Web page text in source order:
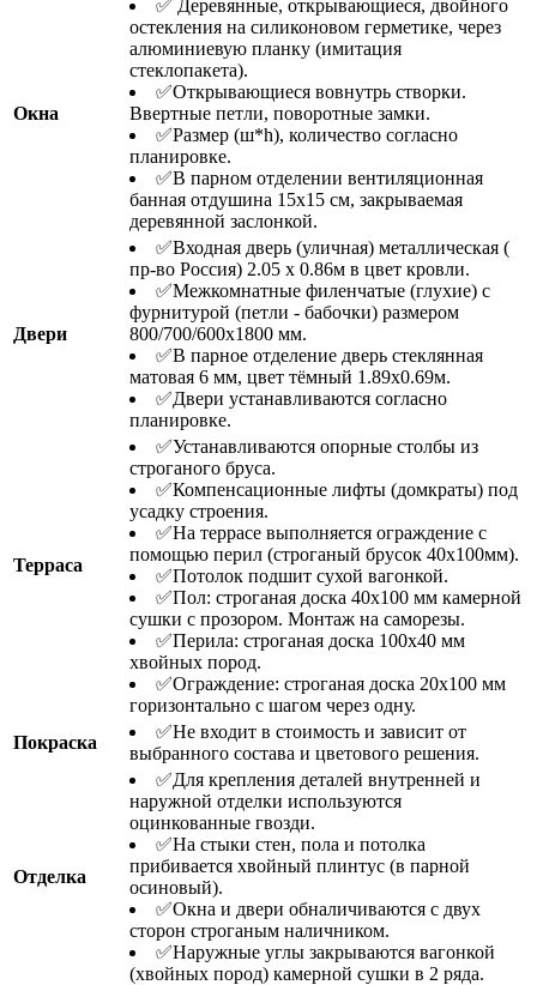
Окна
✅ Деревянные, открывающиеся, двойного
остекления на силиконовом герметике, через
алюминиевую планку (имитация
стеклопакета).
✅Открывающиеся вовнутрь створки.
Ввертные петли, поворотные замки.
✅Размер (ш*h), количество согласно
планировке.
✅В парном отделении вентиляционная
банная отдушина 15х15 см, закрываемая
деревянной заслонкой.
Двери
✅Входная дверь (уличная) металлическая (
пр-во Россия) 2.05 х 0.86м в цвет кровли.
✅Межкомнатные филенчатые (глухие) с
фурнитурой (петли - бабочки) размером
800/700/600х1800 мм.
✅В парное отделение дверь стеклянная
матовая 6 мм, цвет тёмный 1.89х0.69м.
✅Двери устанавливаются согласно
планировке.
Терраса
✅Устанавливаются опорные столбы из
строганого бруса.
✅Компенсационные лифты (домкраты) под
усадку строения.
✅На террасе выполняется ограждение с
помощью перил (строганый брусок 40х100мм).
✅Потолок подшит сухой вагонкой.
✅Пол: строганая доска 40х100 мм камерной
сушки с прозором. Монтаж на саморезы.
✅Перила: строганая доска 100х40 мм
хвойных пород.
✅Ограждение: строганая доска 20х100 мм
горизонтально с шагом через одну.
Покраска
✅Не входит в стоимость и зависит от
выбранного состава и цветового решения.
Отделка
✅Для крепления деталей внутренней и
наружной отделки используются
оцинкованные гвозди.
✅На стыки стен, пола и потолка
прибивается хвойный плинтус (в парной
осиновый).
✅Окна и двери обналичиваются с двух
сторон строганым наличником.
✅Наружные углы закрываются вагонкой
(хвойных пород) камерной сушки в 2 ряда.